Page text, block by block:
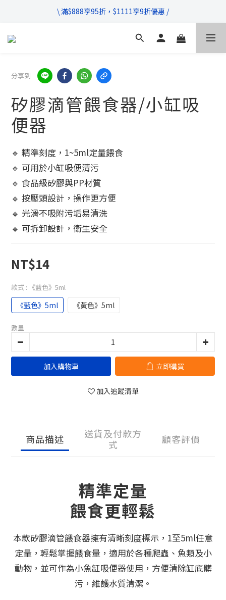
\ 超商滿$399免運!宅配滿$666免運 /
\ 滿$888享95折，$1111享9折優惠 /
不管售前售後，只要有任何疑問都歡迎與我們聯繫
分享到
矽膠滴管餵食器/小缸吸
便器
🔹 精準刻度，1~5ml定量餵食
🔹 可用於小缸吸便清污
🔹 食品級矽膠與PP材質
🔹 按壓頭設計，操作更方便
🔹 光滑不吸附污垢易清洗
🔹 可拆卸設計，衛生安全
NT$14
款式 : 《藍色》5ml
《藍色》5ml 《黃色》5ml
數量
加入購物車 立即購買
加入追蹤清單
商品描述
送貨及付款方
式
顧客評價
精準定量
餵食更輕鬆
本款矽膠滴管餵食器擁有清晰刻度標示，1至5ml任意
定量，輕鬆掌握餵食量，適用於各種爬蟲、魚類及小
動物，並可作為小魚缸吸便器使用，方便清除缸底髒
污，維護水質清潔。